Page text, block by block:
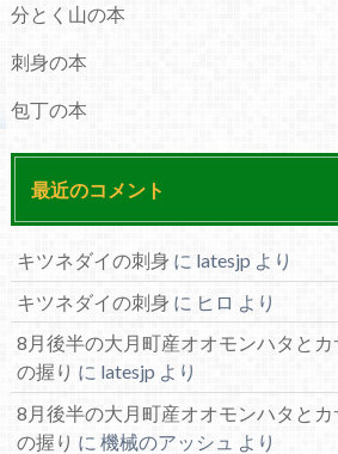
分とく山の本
刺身の本
包丁の本
最近のコメント
キツネダイの刺身 に latesjp より
キツネダイの刺身 に ヒロ より
8月後半の大月町産オオモンハタと
の握り に latesjpより
8月後半の大月町産オオモンハタと
の握り に 機械のアッシュ
より